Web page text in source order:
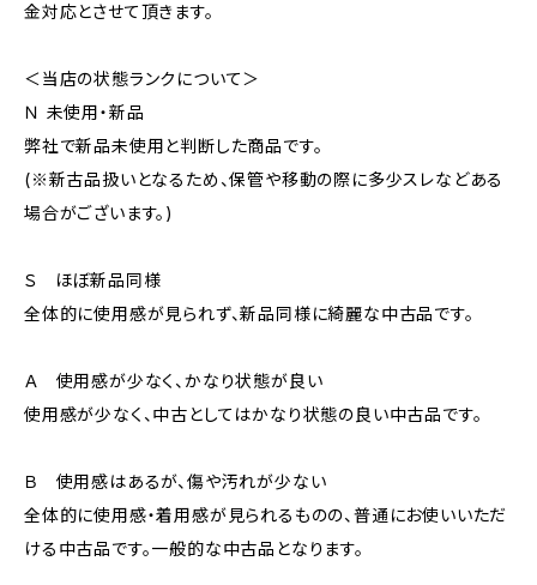
金対応とさせて頂きます。
＜当店の状態ランクについて＞
Ｎ 未使用・新品
弊社で新品未使用と判断した商品です。
(※新古品扱いとなるため、保管や移動の際に多少スレなどある
場合がございます。)
Ｓ ほぼ新品同様
全体的に使用感が見られず、新品同様に綺麗な中古品です。
Ａ 使用感が少なく、かなり状態が良い
使用感が少なく、中古としてはかなり状態の良い中古品です。
Ｂ 使用感はあるが、傷や汚れが少ない
全体的に使用感・着用感が見られるものの、普通にお使いいただ
ける中古品です。一般的な中古品となります。